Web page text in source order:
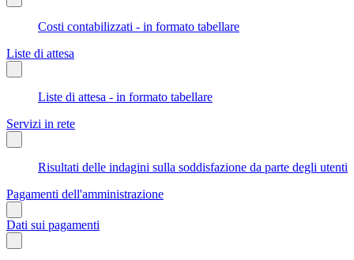
Costi contabilizzati - in formato tabellare
Liste di attesa
Liste di attesa - in formato tabellare
Servizi in rete
Risultati delle indagini sulla soddisfazione da parte degli utenti
Pagamenti dell'amministrazione
Dati sui pagamenti